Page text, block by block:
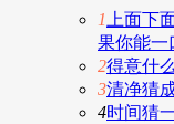
1 上面下
果你能一
2得意什
3清净猜
4时间猜